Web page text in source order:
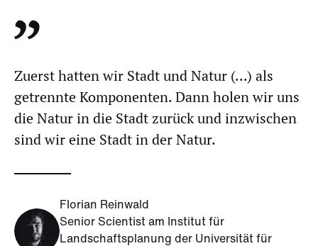
Zuerst hatten wir Stadt und Natur (...) als
getrennte Komponenten. Dann holen wir uns
die Natur in die Stadt zurück und inzwischen
sind wir eine Stadt in der Natur.
Florian Reinwald
Senior Scientist am Institut für
Landschaftsplanung der Universität für